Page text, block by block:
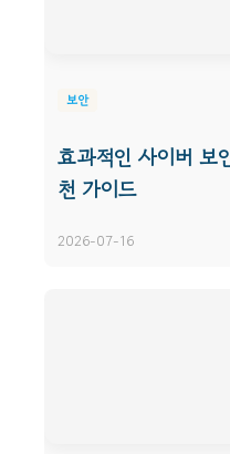
보안
효과적인 사이버 보
천 가이드
2026-07-16